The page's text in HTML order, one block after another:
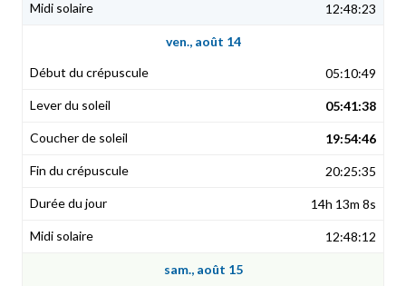
12:48:23
ven., août 14
05:10:49
05:41:38
19:54:46
20:25:35
14h 13m 8s
12:48:12
sam., août 15